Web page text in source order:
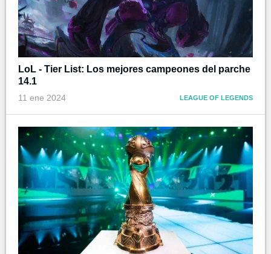
LoL - Tier List: Los mejores campeones del parche
14.1
11 ene 2024 LEAGUE OF LEGENDS